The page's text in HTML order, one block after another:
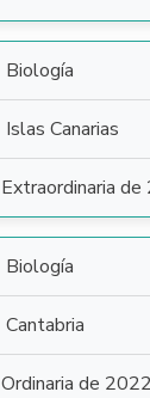
Biología
Islas Canarias
Extraordinaria
Biología
Cantabria
Ordinaria de 2022